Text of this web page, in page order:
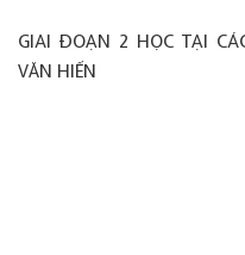
GIAI ĐOẠN 2 HỌC TẠI
VĂN HIẾN